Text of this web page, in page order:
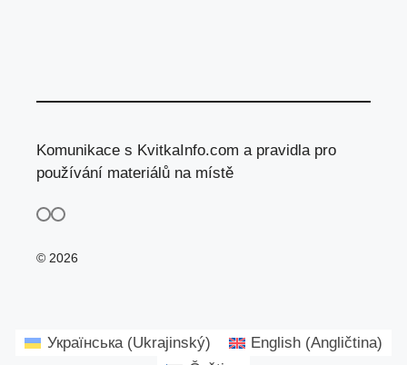
Komunikace s KvitkaInfo.com a pravidla pro
používání materiálů na místě
© 2026
Українська(Ukrajinský) English (Angličtina)